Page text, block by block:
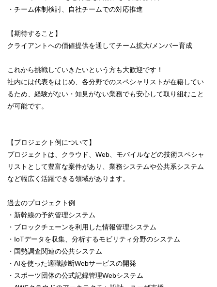
・チーム体制検討、自社チームでの対応推進
【期待すること】
クライアントへの価値提供を通してチーム拡大/メンバー育成
これから挑戦していきたいという方も大歓迎です！
社内には代表をはじめ、各分野でのスペシャリストが在籍してい
るため、経験がない・知見がない業務でも安心して取り組むこと
が可能です。
【プロジェクト例について】
プロジェクトは、クラウド、Web、モバイルなどの技術スペシャ
リストとして豊富な案件があり、業務システムや公共系システム
など幅広く活躍できる領域があります。
過去のプロジェクト例
・新幹線の予約管理システム
・ブロックチェーンを利用した情報管理システム
・IoTデータを収集、分析するモビリティ分野のシステム
・国勢調査関連の公共システム
・AIを使った適職診断Webサービスの開発
・スポーツ団体の公式記録管理Webシステム